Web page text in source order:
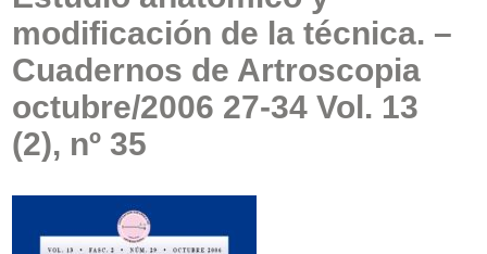
modificación de la técnica. –
Cuadernos de Artroscopia
octubre/2006 27-34 Vol. 13
(2), nº 35